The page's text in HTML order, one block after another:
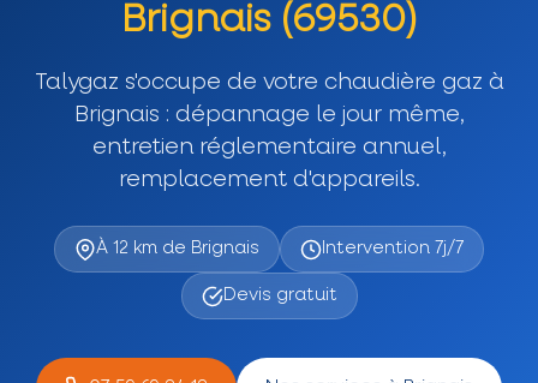
Brignais (69530)
Talygaz s'occupe de votre chaudière gaz à
Brignais : dépannage le jour même,
entretien réglementaire annuel,
remplacement d'appareils.
À 12 km de Brignais Intervention 7j/7
Devis gratuit